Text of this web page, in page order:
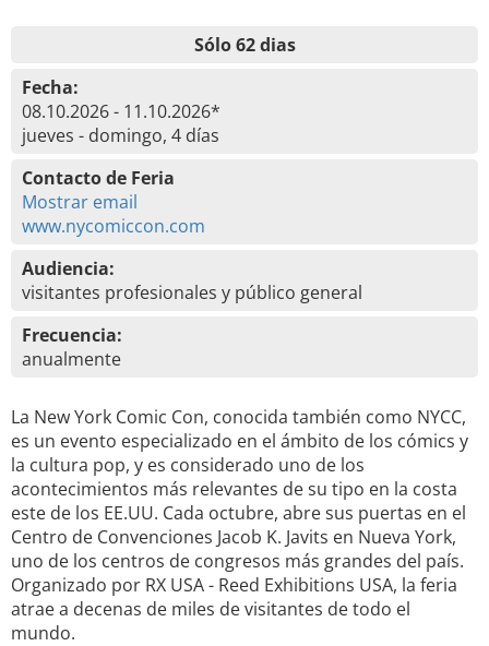
Sólo 62 dias
Fecha:
08.10.2026 - 11.10.2026*
jueves - domingo, 4 días
Contacto de Feria
Mostrar email
www.nycomiccon.com
Audiencia:
visitantes profesionales y público general
Frecuencia:
anualmente
La New York Comic Con, conocida también como NYCC,
es un evento especializado en el ámbito de los cómics y
la cultura pop, y es considerado uno de los
acontecimientos más relevantes de su tipo en la costa
este de los EE.UU. Cada octubre, abre sus puertas en el
Centro de Convenciones Jacob K. Javits en Nueva York,
uno de los centros de congresos más grandes del país.
Organizado por RX USA - Reed Exhibitions USA, la feria
atrae a decenas de miles de visitantes de todo el
mundo.